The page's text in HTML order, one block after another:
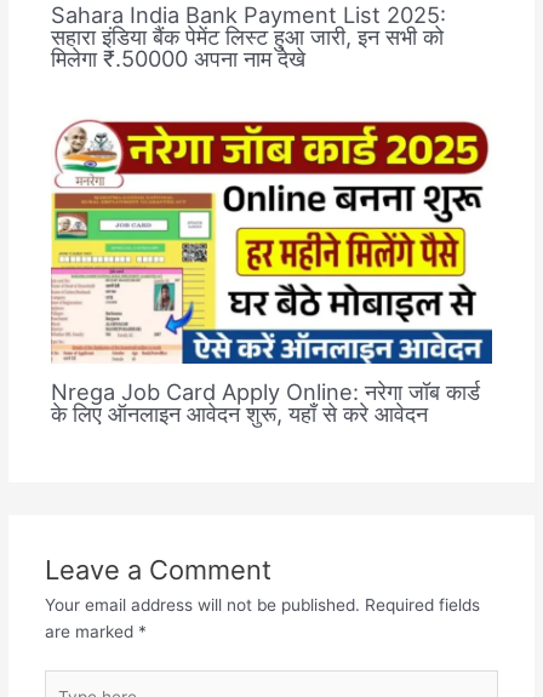
Sahara India Bank Payment List 2025:
सहारा इंडिया बैंक पेमेंट लिस्ट हुआ जारी, इन सभी को
मिलेगा ₹.50000 अपना नाम देखे
Nrega Job Card Apply Online: नरेगा जॉब कार्ड
के लिए ऑनलाइन आवेदन शुरू, यहाँ से करे आवेदन
Leave a Comment
Your email address will not be published. Required fields
are marked *